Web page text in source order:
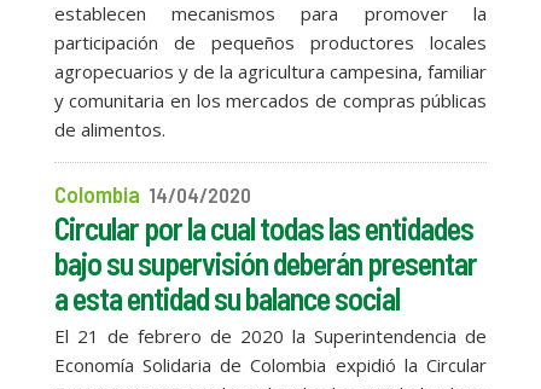
establecen mecanismos para promover la
participación de pequeños productores locales
agropecuarios y de la agricultura campesina, familiar
y comunitaria en los mercados de compras públicas
de alimentos.
Colombia 14/04/2020
Circular por la cual todas las entidades
bajo su supervisión deberán presentar
a esta entidad su balance social
El 21 de febrero de 2020 la Superintendencia de
Economía Solidaria de Colombia expidió la Circular